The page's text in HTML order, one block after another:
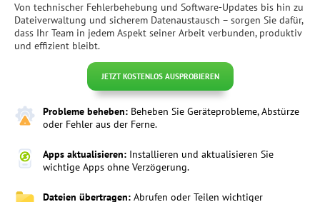
Von technischer Fehlerbehebung und Software-Updates bis hin zu
Dateiverwaltung und sicherem Datenaustausch – sorgen Sie dafür,
dass Ihr Team in jedem Aspekt seiner Arbeit verbunden, produktiv
und effizient bleibt.
JETZT KOSTENLOS AUSPROBIEREN
Probleme beheben: Beheben Sie Geräteprobleme, Abstürze
oder Fehler aus der Ferne.
Apps aktualisieren: Installieren und aktualisieren Sie
wichtige Apps ohne Verzögerung.
Dateien übertragen: Abrufen oder Teilen wichtiger